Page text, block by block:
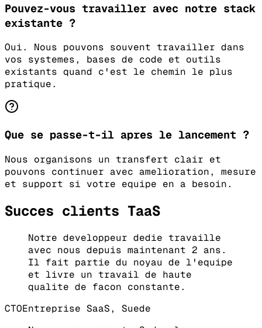
Pouvez-vous travailler avec notre stack
existante ?
Oui. Nous pouvons souvent travailler dans
vos systemes, bases de code et outils
existants quand c'est le chemin le plus
pratique.
Que se passe-t-il apres le lancement ?
Nous organisons un transfert clair et
pouvons continuer avec amelioration, mesure
et support si votre equipe en a besoin.
Succes clients TaaS
Notre developpeur dedie travaille
avec nous depuis maintenant 2 ans.
Il fait partie du noyau de l'equipe
et livre un travail de haute
qualite de facon constante.
CTOEntreprise SaaS, Suede